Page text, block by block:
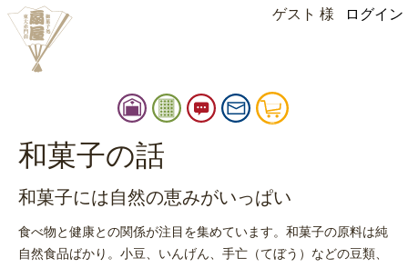
扇屋
ゲスト 様 ログイン
扇
屋
店
舗
報
御
品
お
知
お
問
和菓子の話
和菓子には自然の恵みがいっぱい
食べ物と健康との関係が注目を集めています。和菓子の原料は純
自然食品ばかり。小豆、いんげん、手亡（てぼう）などの豆類、
facebook